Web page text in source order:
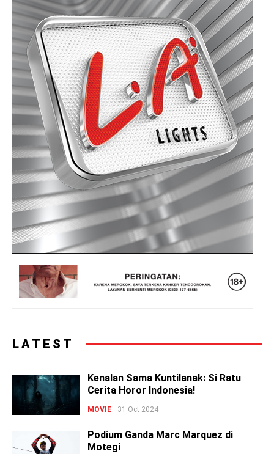
LATEST
Kenalan Sama Kuntilanak: Si Ratu
Cerita Horor Indonesia!
MOVIE 31 Oct 2024
Podium Ganda Marc Marquez di
Motegi